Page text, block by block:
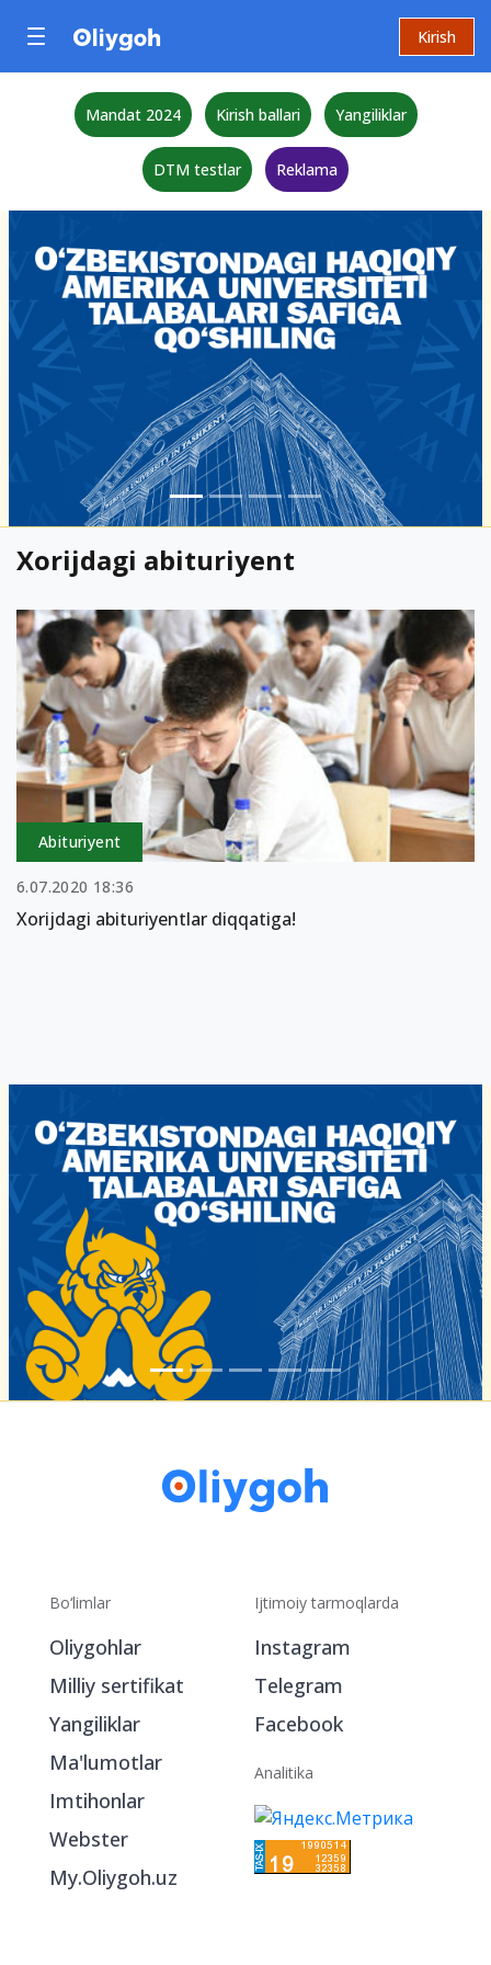
Kirish
Mandat 2024 Kirish ballari Yangiliklar
DTM testlar Reklama
Xorijdagi abituriyent
Abituriyent
6.07.2020 18:36
Xorijdagi abituriyentlar diqqatiga!
Bo‘limlar
Oliygohlar
Milliy sertifikat
Yangiliklar
Ma'lumotlar
Imtihonlar
Webster
My.Oliygoh.uz
Ijtimoiy tarmoqlarda
Instagram
Telegram
Facebook
Analitika